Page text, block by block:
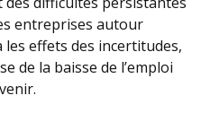
entreprises autour
les effets des incertitudes,
de la baisse de l’emploi